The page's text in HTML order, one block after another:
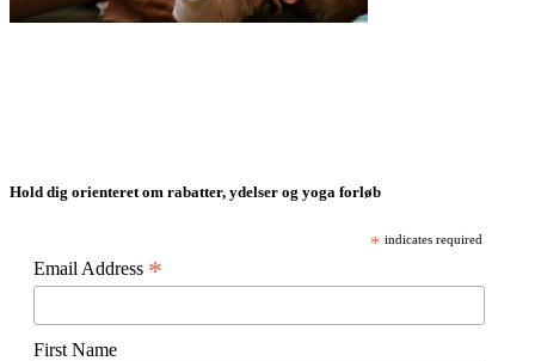
Hold dig orienteret om rabatter, ydelser og yoga forløb
* indicates required
Email Address *
First Name